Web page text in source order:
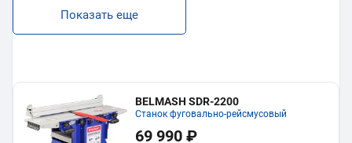
Показать еще
BELMASH SDR-2200
Станок фуговально-рейсмусовый
69 990 ₽